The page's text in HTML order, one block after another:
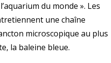
du monde ». Les
une chaîne
microscopique au plus
la baleine bleue.